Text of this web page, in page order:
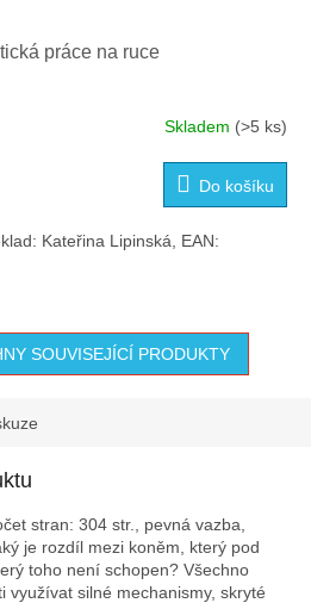
práce na ruce
Skladem (>5 ks)
Do košíku
Kateřina Lipinská, EAN:
SOUVISEJÍCÍ PRODUKTY
stran: 304 str., pevná vazba,
je rozdíl mezi koněm, který pod
toho není schopen? Všechno
využívat silné mechanismy, skryté